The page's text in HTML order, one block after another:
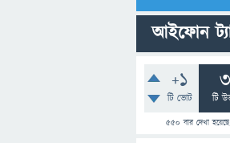
আইফোন
+1
টি ভোট
3
টি
550 বার দেখা হয়েছে